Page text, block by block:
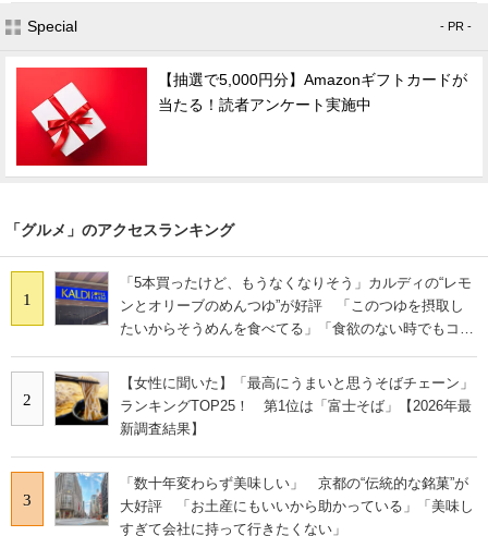
Special - PR -
【抽選で5,000円分】Amazonギフトカードが
当たる！読者アンケート実施中
「グルメ」のアクセスランキング
1
「5本買ったけど、もうなくなりそう」カルディの“レモ
ンとオリーブのめんつゆ”が好評 「このつゆを摂取し
たいからそうめんを食べてる」「食欲のない時でもコレ
2
【女性に聞いた】「最高にうまいと思うそばチェーン」
ランキングTOP25！ 第1位は「富士そば」【2026年最
新調査結果】
3
「数十年変わらず美味しい」 京都の“伝統的な銘菓”が
大好評 「お土産にもいいから助かっている」「美味し
すぎて会社に持って行きたくない」